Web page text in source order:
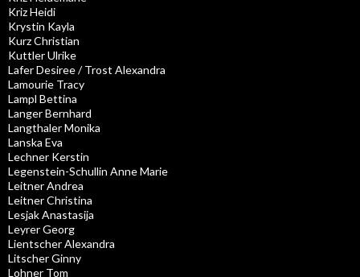
Kriz Heidi
Krystin Kayla
Kurz Christian
Kuttler Ulrike
Lafer Desiree / Trost Alexandra
Lamourie Tracy
Lampl Bettina
Langer Bernhard
Langthaler Monika
Lanska Eva
Lechner Kerstin
Legenstein-Schullin Anne Marie
Leitner Andrea
Leitner Christina
Lesjak Anastasija
Leyrer Georg
Lientscher Alexandra
Litscher Ginny
Lohner Tom